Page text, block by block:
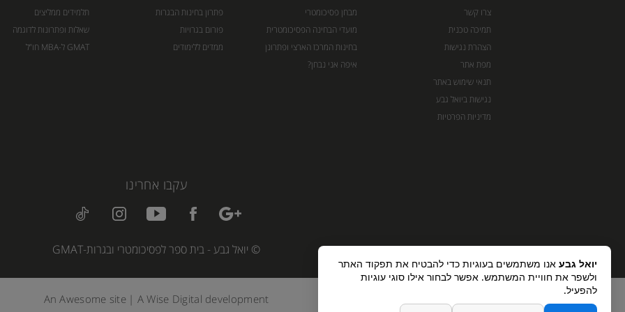
צרו קשר
תמיכה טכנית
הצהרת נגישות
מפת אתר
תנאי שימוש באתר
נגישות ביואל גבע
מדיניות הפרטיות
מבחן פסיכומטרי
מועדי הבחינה הפסיכומטרית
בחינות המרכז הארצי ופתרונן
איפה אני נבחן?
פתרון בחינות הבגרות
פורום בגרויות
ממדים ללימודים
תלמידים ממליצים
שאלות ופתרונות לדוגמה
GMAT ל-MBA חו”ל
עקבו אחרינו
© יואל גבע - בית ספר לפסיכומטרי ובגרות-GMAT
AnAwesome site | AWise Digital development
יואל גבע אנו משתמשים בעוגיות כדי להבטיח את תפקוד האתר
ולשפר את חוויית המשתמש. אפשר לבחור אילו סוגי עוגיות
להפעיל.